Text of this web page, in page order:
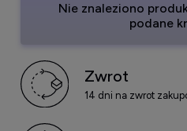
Nie znaleziono
podane
Zwrot
14 dni na zwrot